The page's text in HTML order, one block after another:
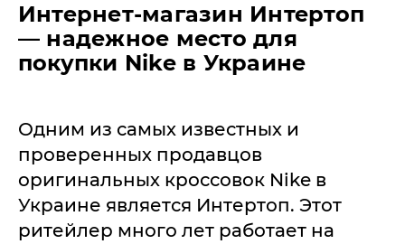
Интернет-магазин Интертоп
— надежное место для
покупки Nike в Украине
Одним из самых известных и
проверенных продавцов
оригинальных кроссовок Nike в
Украине является Интертоп. Этот
ритейлер много лет работает на